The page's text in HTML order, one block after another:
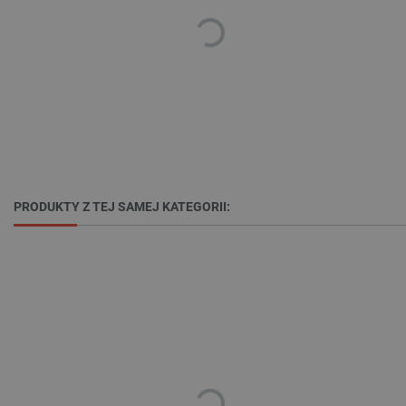
PRODUKTY Z TEJ SAMEJ KATEGORII: